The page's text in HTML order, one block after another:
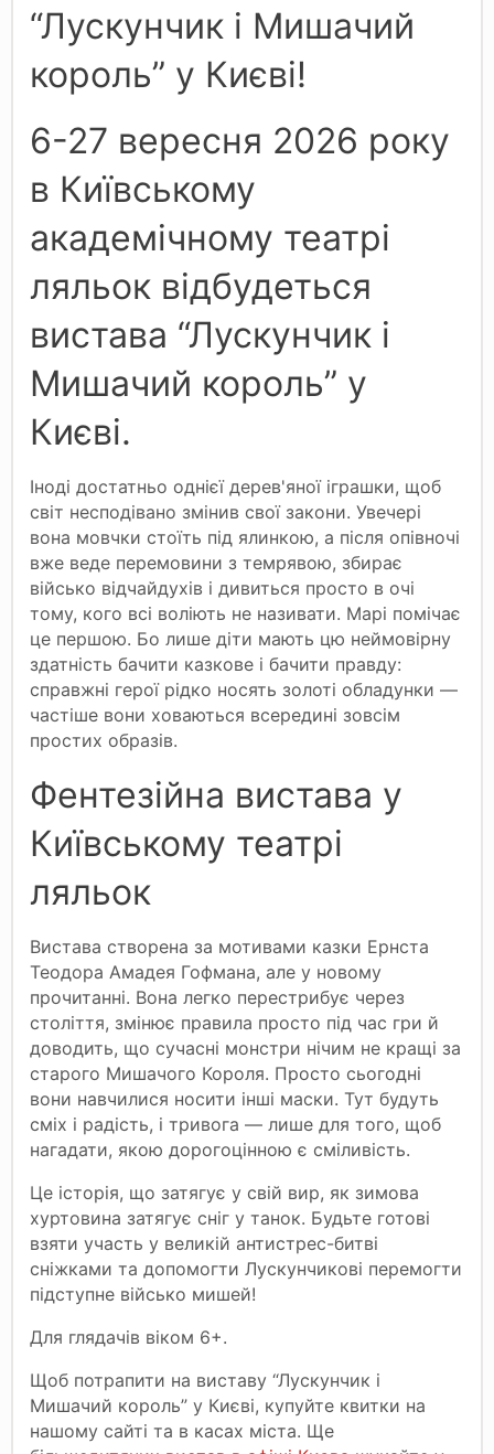
“Лускунчик і Мишачий
король” у Києві!
6-27 вересня 2026 року
в Київському
академічному театрі
ляльок відбудеться
вистава “Лускунчик і
Мишачий король” у
Києві.
Іноді достатньо однієї дерев'яної іграшки, щоб
світ несподівано змінив свої закони. Увечері
вона мовчки стоїть під ялинкою, а після опівночі
вже веде перемовини з темрявою, збирає
військо відчайдухів і дивиться просто в очі
тому, кого всі воліють не називати. Марі помічає
це першою. Бо лише діти мають цю неймовірну
здатність бачити казкове і бачити правду:
справжні герої рідко носять золоті обладунки —
частіше вони ховаються всередині зовсім
простих образів.
Фентезійна вистава у
Київському театрі
ляльок
Вистава створена за мотивами казки Ернста
Теодора Амадея Гофмана, але у новому
прочитанні. Вона легко перестрибує через
століття, змінює правила просто під час гри й
доводить, що сучасні монстри нічим не кращі за
старого Мишачого Короля. Просто сьогодні
вони навчилися носити інші маски. Тут будуть
сміх і радість, і тривога — лише для того, щоб
нагадати, якою дорогоцінною є сміливість.
Це історія, що затягує у свій вир, як зимова
хуртовина затягує сніг у танок. Будьте готові
взяти участь у великій антистрес-битві
сніжками та допомогти Лускунчикові перемогти
підступне військо мишей!
Для глядачів віком 6+.
Щоб потрапити на виставу “Лускунчик і
Мишачий король” у Києві, купуйте квитки на
нашому сайті та в касах міста. Ще